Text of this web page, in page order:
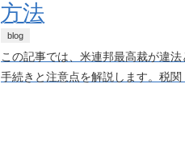
方法
blog
この記事では、米連邦最高裁が違
手続きと注意点を解説します。税関